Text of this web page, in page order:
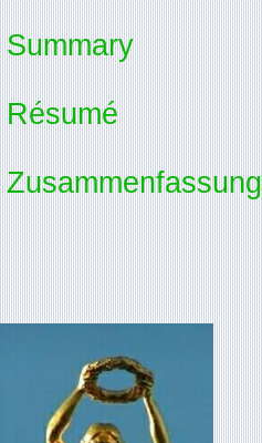
Summary
Résumé
Zusammenfassung